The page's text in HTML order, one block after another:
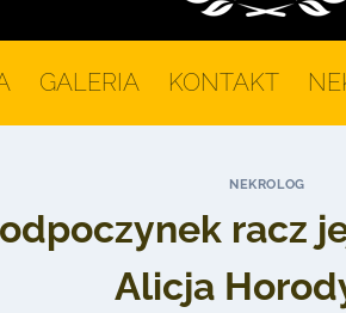
GALERIA KONTAKT
NEKROLOG
racz
Alicja